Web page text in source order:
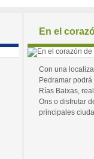
En el
Con una
Pedramar
Rías Baixas,
Ons o disfrutar
principales